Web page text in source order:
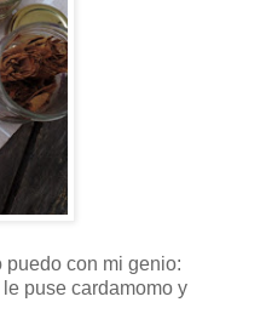
puedo con mi genio:
puse cardamomo y